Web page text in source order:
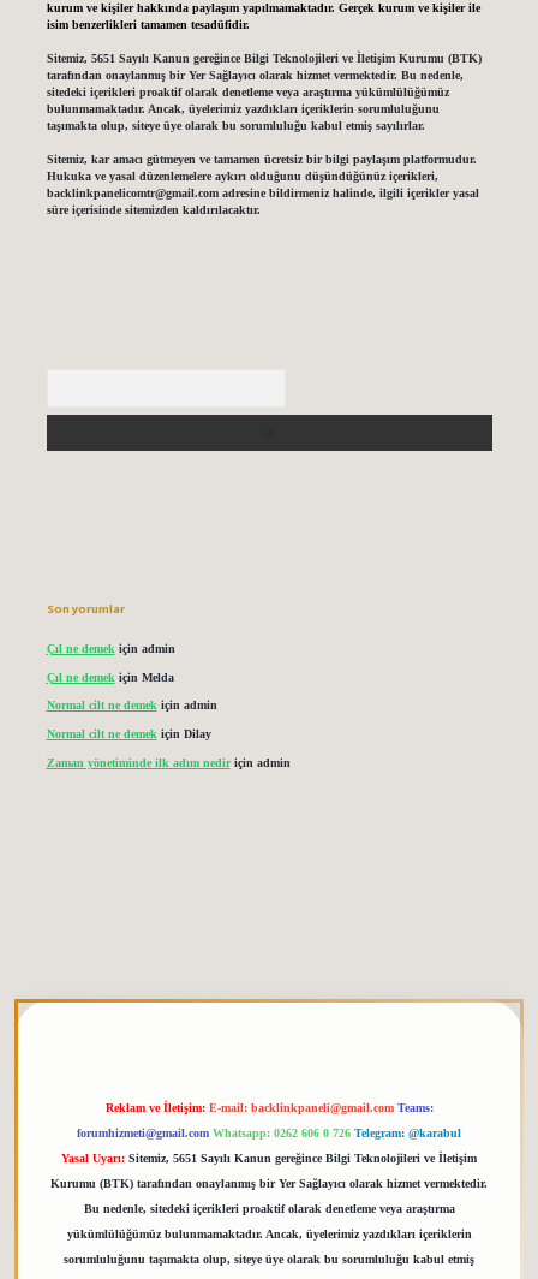
kurum ve kişiler hakkında paylaşım yapılmamaktadır. Gerçek kurum ve kişiler ile
isim benzerlikleri tamamen tesadüfidir.
Sitemiz, 5651 Sayılı Kanun gereğince Bilgi Teknolojileri ve İletişim Kurumu (BTK)
tarafından onaylanmış bir Yer Sağlayıcı olarak hizmet vermektedir. Bu nedenle,
sitedeki içerikleri proaktif olarak denetleme veya araştırma yükümlülüğümüz
bulunmamaktadır. Ancak, üyelerimiz yazdıkları içeriklerin sorumluluğunu
taşımakta olup, siteye üye olarak bu sorumluluğu kabul etmiş sayılırlar.
Sitemiz, kar amacı gütmeyen ve tamamen ücretsiz bir bilgi paylaşım platformudur.
Hukuka ve yasal düzenlemelere aykırı olduğunu düşündüğünüz içerikleri,
backlinkpanelicomtr@gmail.comadresine bildirmeniz halinde, ilgili içerikler yasal
süre içerisinde sitemizden kaldırılacaktır.
Son yorumlar
Çıl ne demek için admin
Çıl ne demek için Melda
Normal cilt ne demekiçin admin
Normal cilt ne demek için Dilay
Zaman yönetiminde ilk adım nediriçin admin
Reklam ve İletişim: E-mail: backlinkpaneli@gmail.com Teams:
forumhizmeti@gmail.com Whatsapp: 0262 606 0 726 Telegram: @karabul
Yasal Uyarı: Sitemiz, 5651 Sayılı Kanun gereğince Bilgi Teknolojileri ve İletişim
Kurumu (BTK) tarafından onaylanmış bir Yer Sağlayıcı olarak hizmet vermektedir.
Bu nedenle, sitedeki içerikleri proaktif olarak denetleme veya araştırma
yükümlülüğümüz bulunmamaktadır. Ancak, üyelerimiz yazdıkları içeriklerin
sorumluluğunu taşımakta olup, siteye üye olarak bu sorumluluğu kabul etmiş